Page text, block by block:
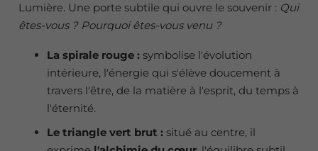
Lumière. Une porte subtile qui ouvre le souvenir : Qui
êtes-vous ? Pourquoi êtes-vous venu ?
La spirale rouge : symbolise l'évolution
intérieure, l'énergie qui s'élève doucement à
travers l'être, de la matière à l'esprit, du temps à
l'éternité.
Le triangle vert brut : situé au centre, il